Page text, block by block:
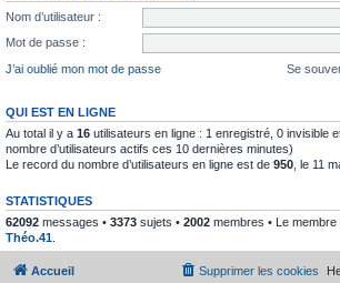
Nom d’utilisateur :
Mot de passe :
J’ai oublié mon mot de passe
Se
QUI EST EN LIGNE
Au total il y a 16 utilisateurs en ligne : 1 enregistré, 0 invisible
nombre d’utilisateurs actifs ces 10 dernières minutes)
Le record du nombre d’utilisateurs en ligne est de 950 , le 11
STATISTIQUES
62092 messages • 3373 sujets • 2002 membres • Le
Théo.41
Accueil Supprimer les cookies